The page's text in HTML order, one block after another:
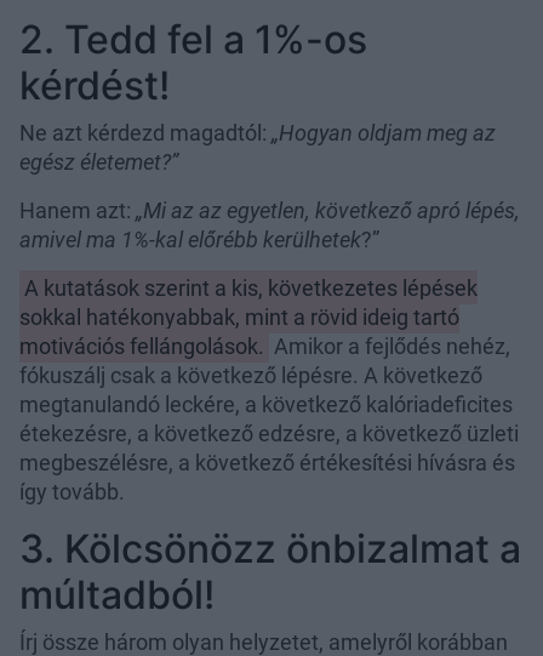
2. Tedd fel a 1%-os
kérdést!
Ne azt kérdezd magadtól: „Hogyan oldjam meg az
egész életemet?”
Hanem azt: „Mi az az egyetlen, következő apró lépés,
amivel ma 1%-kal előrébb kerülhetek?”
A kutatások szerint a kis, következetes lépések
sokkal hatékonyabbak, mint a rövid ideig tartó
motivációs fellángolások. Amikor a fejlődés nehéz,
fókuszálj csak a következő lépésre. A következő
megtanulandó leckére, a következő kalóriadeficites
étekezésre, a következő edzésre, a következő üzleti
megbeszélésre, a következő értékesítési hívásra és
így tovább.
3. Kölcsönözz önbizalmat a
múltadból!
Írj össze három olyan helyzetet, amelyről korábban